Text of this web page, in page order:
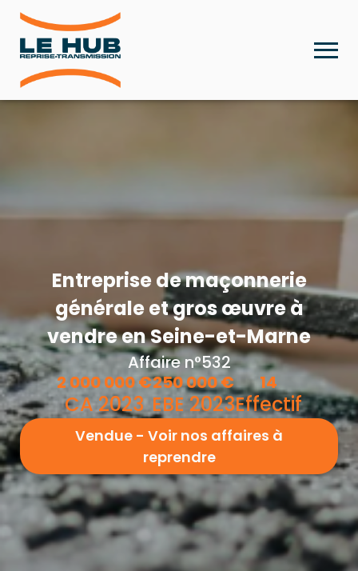
Entreprise de maçonnerie
générale et gros œuvre à
vendre en Seine-et-Marne
Affaire n°532
2 000 000€
CA 2023
250 000€
EBE 2023
14
Effectif
Vendue - Voir nos affaires à
reprendre